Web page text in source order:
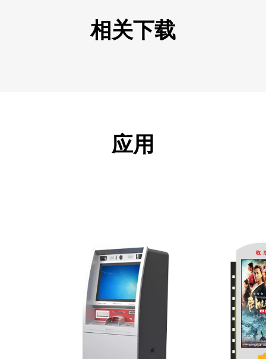
相关下载
应用